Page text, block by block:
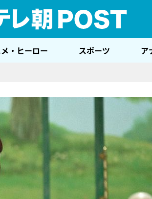
・ヒーロー スポーツ ア